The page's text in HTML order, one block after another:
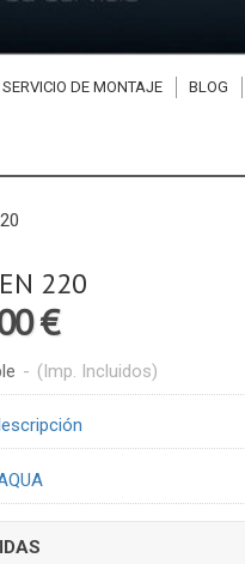
SERVICIO DE MONTAJE BLOG
220
€
- (Imp. Incluidos)